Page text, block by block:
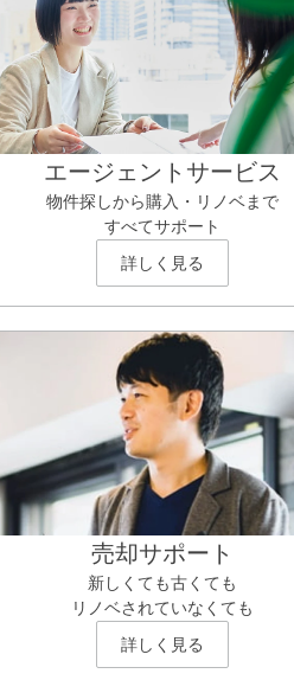
エージェントサービス
物件探しから購入・リノベまで
すべてサポート
詳しく見る
売却サポート
新しくても古くても
リノベされていなくても
詳しく見る